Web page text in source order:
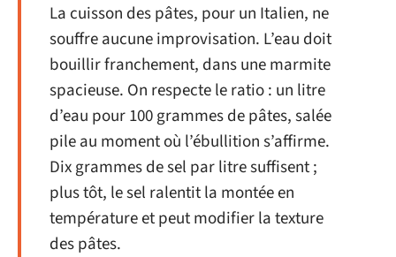
La cuisson des pâtes, pour un Italien, ne
souffre aucune improvisation. L’eau doit
bouillir franchement, dans une marmite
spacieuse. On respecte le ratio : un litre
d’eau pour 100 grammes de pâtes, salée
pile au moment où l’ébullition s’affirme.
Dix grammes de sel par litre suffisent ;
plus tôt, le sel ralentit la montée en
température et peut modifier la texture
des pâtes.